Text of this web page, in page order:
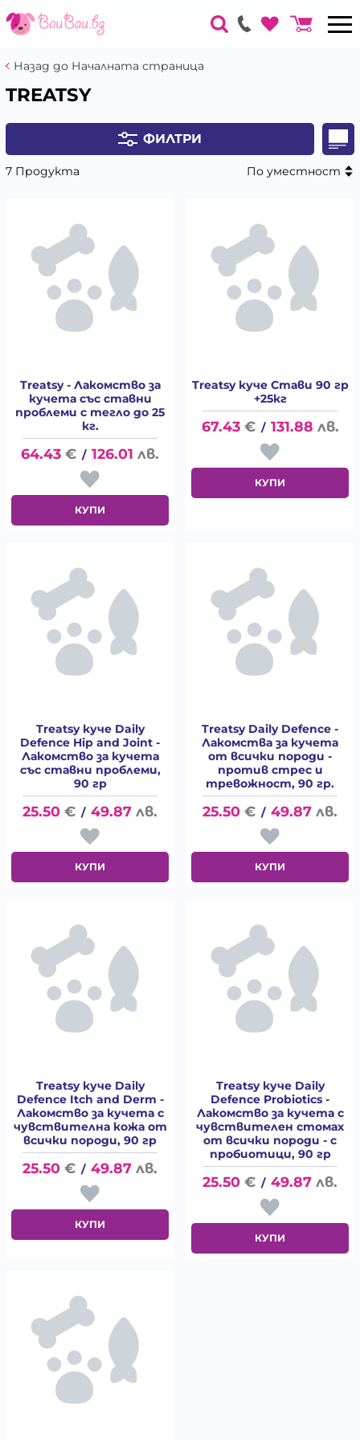
Назад до Началната страница
TREATSY
ФИЛТРИ
7 Продукта По уместност
Treatsy - Лакомство за
кучета със ставни
проблеми с тегло до 25
кг.
64.43 € / 126.01 лв.
КУПИ
Treatsy куче Стави 90 гр
+25кг
67.43 € / 131.88 лв.
КУПИ
Treatsy куче Daily
Defence Hip and Joint -
Лакомство за кучета
със ставни проблеми,
90 гр
25.50 € / 49.87 лв.
КУПИ
Treatsy Daily Defence -
Лакомства за кучета
от всички породи -
против стрес и
тревожност, 90 гр.
25.50 € / 49.87 лв.
КУПИ
Treatsy куче Daily
Defence Itch and Derm -
Лакомство за кучета с
чувствителна кожа от
всички породи, 90 гр
25.50 € / 49.87 лв.
КУПИ
Treatsy куче Daily
Defence Probiotics -
Лакомство за кучета с
чувствителен стомах
от всички породи - с
пробиотици, 90 гр
25.50 € / 49.87 лв.
КУПИ